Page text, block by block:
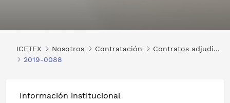
ICETEX Nosotros Contratación
Contratos adjudicados
2019-0088
Información institucional